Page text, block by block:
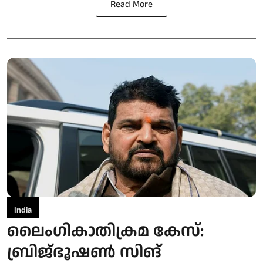
Read More
India
ലൈംഗികാതിക്രമ കേസ്:
ബ്രിജ്ഭൂഷണ്‍ സിങ്